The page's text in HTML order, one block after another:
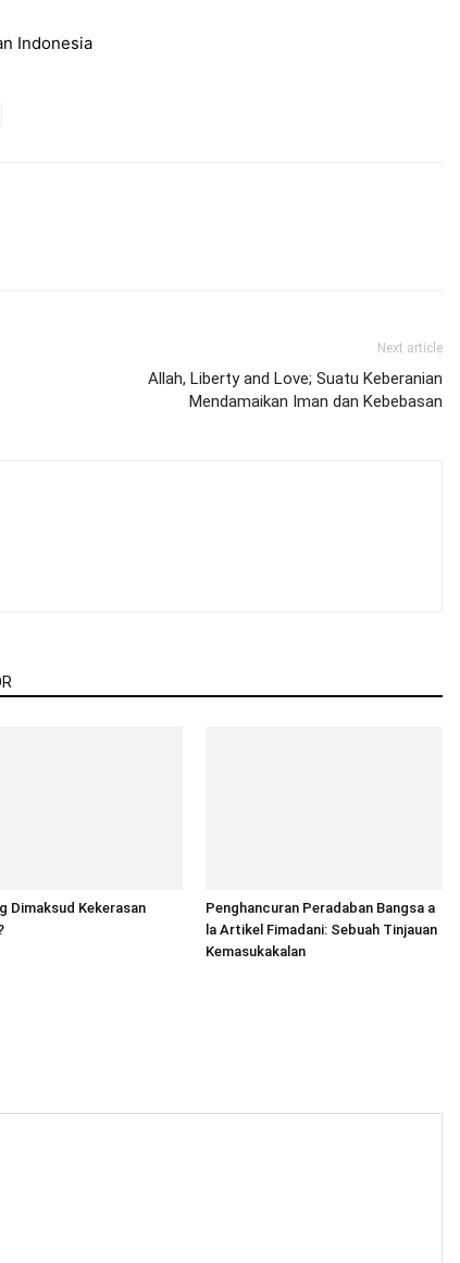
Indonesia
Next article
Allah, Liberty and Love; Suatu Keberanian
Mendamaikan Iman dan Kebebasan
Dimaksud Kekerasan
Penghancuran Peradaban Bangsa a
la Artikel Fimadani: Sebuah Tinjauan
Kemasukakalan